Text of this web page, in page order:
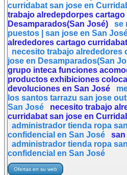
curridabat san jose en
trabajo alredepdorpes
Desamparados(San José)
se
puestos | san jose en San
alrededores cartago
necesito trabajo alrededores
jose en Desamparados(San
grupo inteca funciones
productos exhibiciones
devoluciones en San José
los santos tarrazu san jose
San José
necesito trabajo
curridabat san jose en
administrador tienda ropa
confidencial en San José
san
administrador tienda ropa
confidencial en San José